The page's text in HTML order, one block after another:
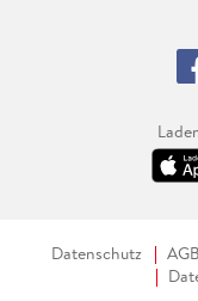
Datenschutz AGB